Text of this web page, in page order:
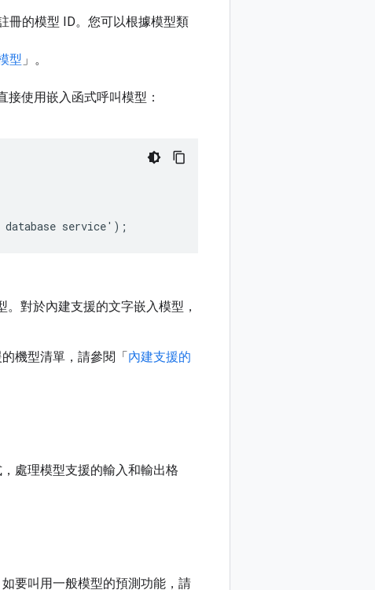
冊的模型 ID。您可以根據模型類
型 」。
接使用嵌入函式呼叫模型：
對於內建支援的文字嵌入模型，
機型清單，請參閱「內建支援的
處理模型支援的輸入和輸出格
要叫用一般模型的預測功能，請